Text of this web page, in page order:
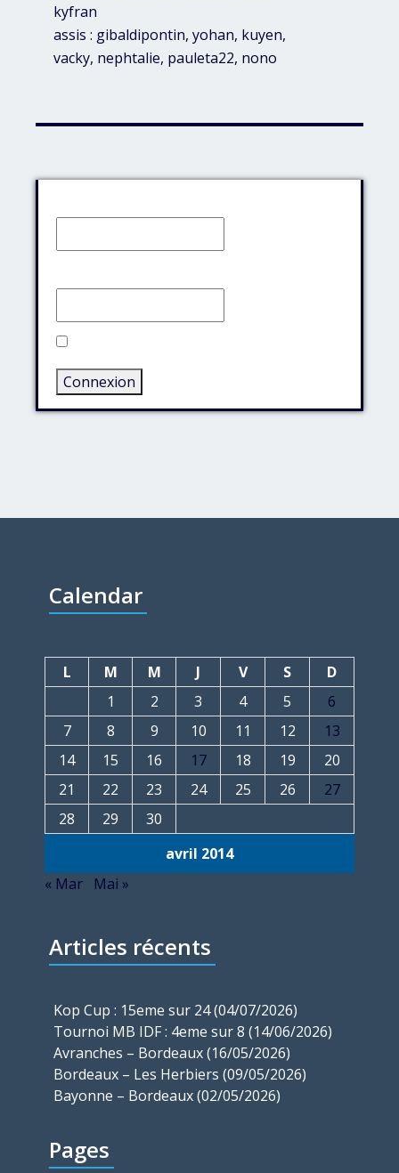
kyfran
assis : gibaldipontin, yohan, kuyen,
vacky, nephtalie, pauleta22, nono
Connexion
Calendar
avril 2014
L M M J V S
D
1
2 3 4 5
6
7
8 9 10 11 12
13
14
15 16 17 18 19
20
21
22 23 24 25 26
27
28
29 30
« Mar Mai »
Articles récents
Kop Cup : 15eme sur 24 (04/07/2026)
Tournoi MB IDF : 4eme sur 8 (14/06/2026)
Avranches – Bordeaux (16/05/2026)
Bordeaux – Les Herbiers (09/05/2026)
Bayonne – Bordeaux (02/05/2026)
Pages